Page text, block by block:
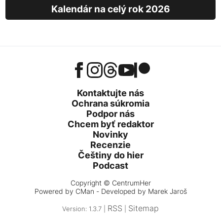
Kalendár na celý rok 2026
Kontaktujte nás
Ochrana súkromia
Podpor nás
Chcem byť redaktor
Novinky
Recenzie
Češtiny do hier
Podcast
Copyright © CentrumHer
Powered by CMan - Developed by Marek Jaroš
Version: 1.3.7 | RSS Sitemap